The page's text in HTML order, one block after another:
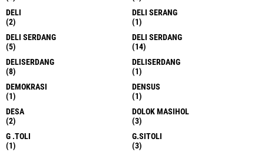
DELI
(2)
DELI SERANG
(1)
DELI SERDANG
(5)
DELI SERDANG
(14)
DELISERDANG
(8)
DELISERDANG
(1)
DEMOKRASI
(1)
DENSUS
(1)
DESA
(2)
DOLOK MASIHOL
(3)
G .TOLI
(1)
G.SITOLI
(3)